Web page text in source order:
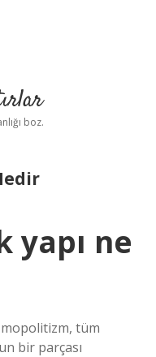
boz.
yapı ne
tüm
bir parçası